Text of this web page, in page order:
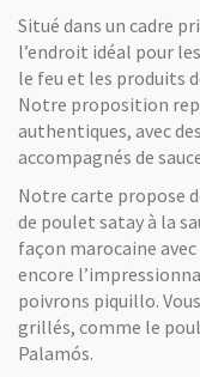
Situé dans un cadre
l’endroit idéal pour
le feu et les produits
Notre proposition
authentiques, avec
accompagnés de
Notre carte propose
de poulet satay à la
façon marocaine
encore
poivrons piquillo.
grillés, comme le
Palamós.